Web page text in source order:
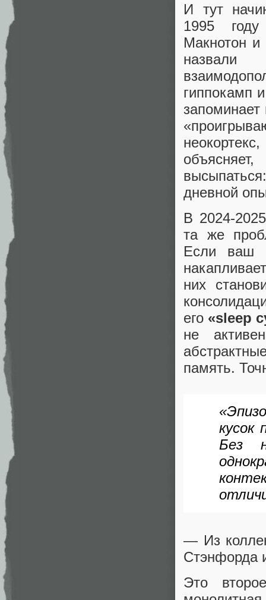
И тут
1995
Макнотон и
гиппокамп
запоминает
дневной
В 2024-
та же
Если ваш
них
его «sleep
не
память.
кусок
Без
— Из
Стэнфорда
Это